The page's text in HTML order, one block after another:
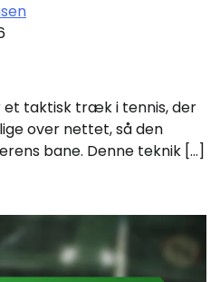
taktisk træk i tennis, der
over nettet, så den
bane. Denne teknik […]